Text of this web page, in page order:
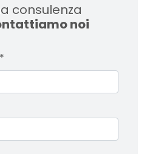
consulenza
noi
*